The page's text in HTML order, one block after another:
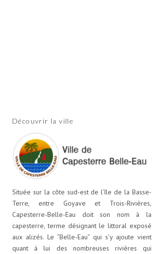
Découvrir la ville
Située sur la côte sud-est de l’île de la Basse-
Terre, entre Goyave et Trois-Rivières,
Capesterre-Belle-Eau doit son nom à la
capesterre, terme désignant le littoral exposé
aux alizés. Le “Belle-Eau” qui s’y ajoute vient
quant à lui des nombreuses rivières qui